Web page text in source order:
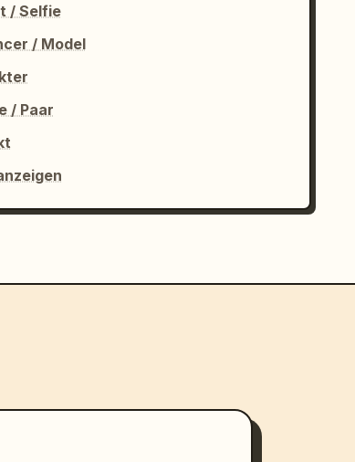
/ Selfie
/ Model
/ Paar